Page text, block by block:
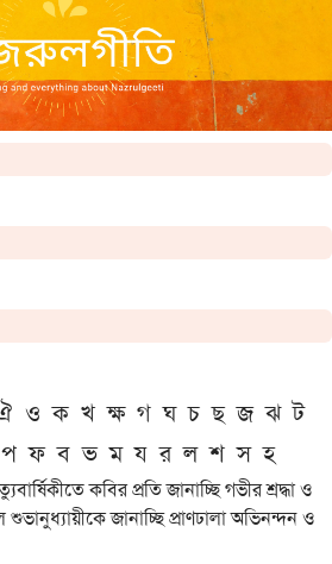
ও ক খ ক্ষ গ ঘ চ ছ জ ঝ ট
প ফ ব ভ ম য র ল শ স হ
কবির প্রতি জানাচ্ছি গভীর শ্রদ্ধা ও
জানাচ্ছি প্রাণঢালা অভিনন্দন ও